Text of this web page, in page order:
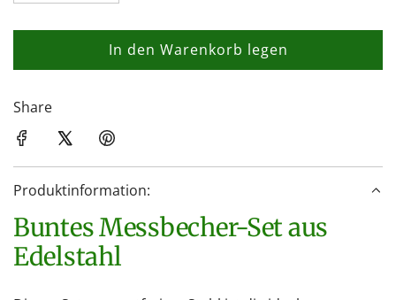
In den Warenkorb legen
L
.
.
Share
Produktinformation:
Buntes Messbecher-Set aus
Edelstahl